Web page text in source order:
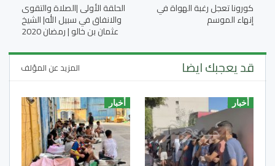
كورونا تعجل رغبة الهواة في
إنهاء الموسم
‫الحلقة الأولى |الصلاة والتقوى
والانفاق في سبيل الله| الشيخ
عثمان بن خالو | رمضان 2020
قد يعجبك ايضا المزيد عن المؤلف
أخبار أخبار